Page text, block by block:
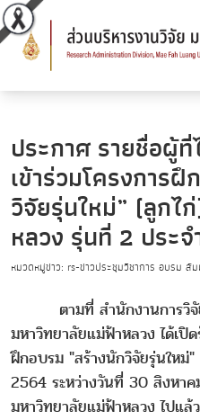
ประกาศ รายชื่อผู้
เข้าร่วมโครงการ
วิจัยรุ่นใหม่” (ลูกไ
หลวง รุ่นที่ 2 ประ
หมวดหมู่ข่าว: rs-ข่าวประชุมวิชาการ อบรม สั
ตามที่ สำนักงานการวิจัย
มหาวิทยาลัยแม่ฟ้าหลวง ได้เปิ
ฝึกอบรม "สร้างนักวิจัยรุ่นใหม่
2564 ระหว่างวันที่ 30 สิงห
มหาวิทยาลัยแม่ฟ้าหลวง ไปแล้